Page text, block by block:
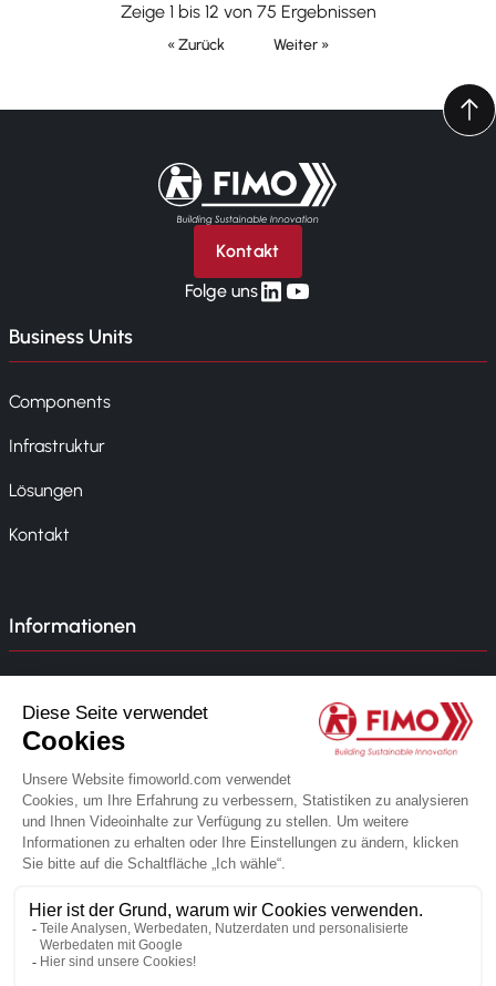
Zeige 1 bis 12 von 75 Ergebnissen
« Zurück Weiter »
Zurück zur Startseite
Kontakt
Folge unslinkedin
yt
Business Units
Components
Infrastruktur
Lösungen
Kontakt
Informationen
Nachrichten
Unternehmensrichtlinie
Whistleblowing
Realisiert von der Webagentur Novius
Datenschutzbestimmungen